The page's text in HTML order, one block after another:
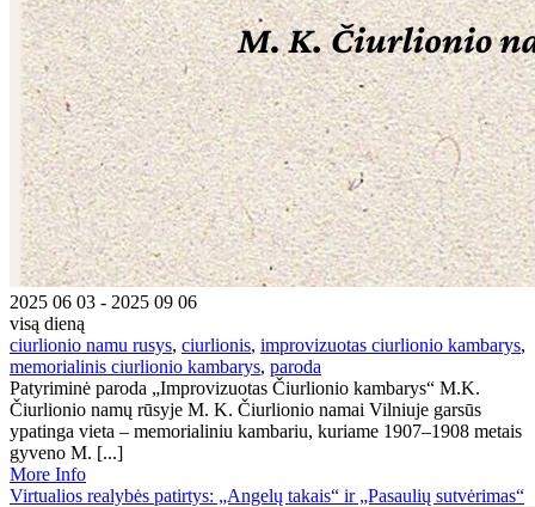
2025 06 03 - 2025 09 06
visą dieną
ciurlionio namu rusys, ciurlionis, improvizuotas ciurlionio kambarys,
memorialinis ciurlionio kambarys, paroda
Patyriminė paroda „Improvizuotas Čiurlionio kambarys“ M.K.
Čiurlionio namų rūsyje M. K. Čiurlionio namai Vilniuje garsūs
ypatinga vieta – memorialiniu kambariu, kuriame 1907–1908 metais
gyveno M. [...]
More Info
Virtualios realybės patirtys: „Angelų takais“ ir „Pasaulių sutvėrimas“